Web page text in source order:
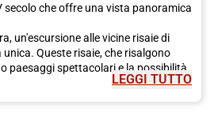
che offre una vista panoramica
un'escursione alle vicine risaie di
Queste risaie, che risalgono
paesaggi spettacolari e la possibilità
di flora e fauna. È anche
LEGGI TUTTO